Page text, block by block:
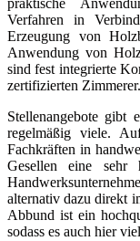
praktische
Verfahren in
Erzeugung von
Anwendung von
sind fest integrierte
zertifizierten Zimmerer.
Stellenangebote gibt
regelmäßig viele.
Fachkräften in
Gesellen eine sehr
alternativ dazu direkt
Abbund ist ein
sodass es auch hier